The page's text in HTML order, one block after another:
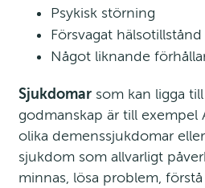
Psykisk störning
Försvagat hälsotillstånd
Något liknande
Sjukdomar som kan ligga
godmanskap är till exempel
olika demenssjukdomar
sjukdom som allvarligt
minnas, lösa problem,